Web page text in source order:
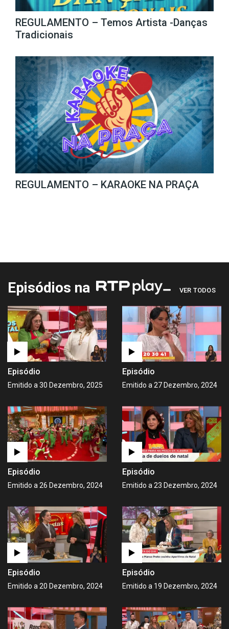
REGULAMENTO – Temos Artista -Danças
Tradicionais
REGULAMENTO – KARAOKE NA PRAÇA
Episódios na VER TODOS
Episódio
Emitido a 30 Dezembro, 2025
Episódio
Emitido a 27 Dezembro, 2024
Episódio
Emitido a 26 Dezembro, 2024
Episódio
Emitido a 23 Dezembro, 2024
Episódio
Emitido a 20 Dezembro, 2024
Episódio
Emitido a 19 Dezembro, 2024